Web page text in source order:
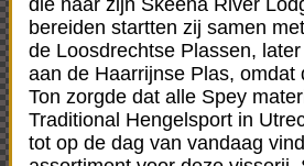
die naar zijn Skeena River
bereiden startten zij samen
de Loosdrechtse Plassen,
aan de Haarrijnse Plas,
Ton zorgde dat alle Spey
Traditional Hengelsport in
tot op de dag van vandaag